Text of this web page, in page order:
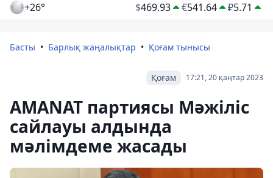
+26° $469.93 €541.64 ₽5.71
Басты Барлық жаңалықтар Қоғам тынысы
17:21, 20 қаңтар 2023
Қоғам
AMANAT партиясы Мәжіліс
сайлауы алдында
мәлімдеме жасады